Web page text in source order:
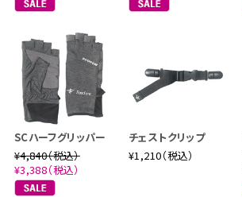
SCハーフグリッパー
¥4,840（税込）
¥3,388（税込）
チェストクリップ
¥1,210（税込）